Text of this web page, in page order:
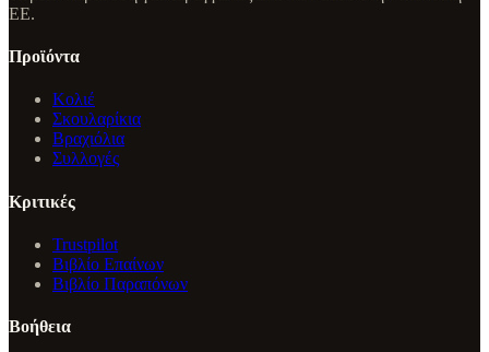
ΕΕ.
Προϊόντα
Κολιέ
Σκουλαρίκια
Βραχιόλια
Συλλογές
Κριτικές
Trustpilot
Βιβλίο Επαίνων
Βιβλίο Παραπόνων
Βοήθεια